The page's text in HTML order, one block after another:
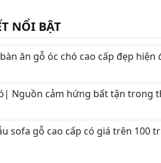
NỔI BẬT
ăn gỗ óc chó cao cấp đẹp hiện
Nguồn cảm hứng bất tận trong
sofa gỗ cao cấp có giá trên 100